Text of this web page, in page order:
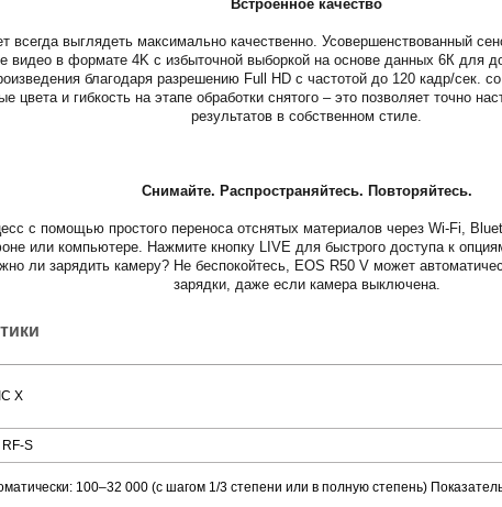
Встроенное качество
всегда выглядеть максимально качественно. Усовершенствованный
видео в формате 4K с избыточной выборкой на основе данных 6К для
благодаря разрешению Full HD с частотой до 120 кадр/сек.
цвета и гибкость на этапе обработки снятого – это позволяет точно
результатов в собственном стиле.
Снимайте. Распространяйтесь. Повторяйтесь.
с помощью простого переноса отснятых материалов через Wi-Fi,
или компьютере. Нажмите кнопку LIVE для быстрого доступа к
ли зарядить камеру? Не беспокойтесь, EOS R50 V может
зарядки, даже если камера выключена.
X
RF-S
100–32 000 (с шагом 1/3 степени или в полную степень)